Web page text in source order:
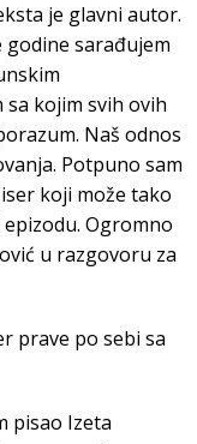
je glavni autor.
godine sarađujem
kojim svih ovih
Naš odnos
Potpuno sam
koji može tako
Ogromno
u razgovoru za
prave po sebi sa
pisao Izeta